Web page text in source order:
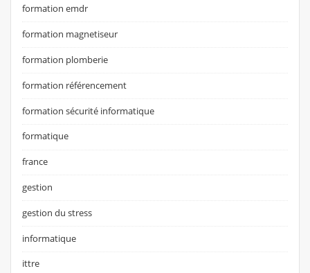
formation emdr
formation magnetiseur
formation plomberie
formation référencement
formation sécurité informatique
formatique
france
gestion
gestion du stress
informatique
ittre